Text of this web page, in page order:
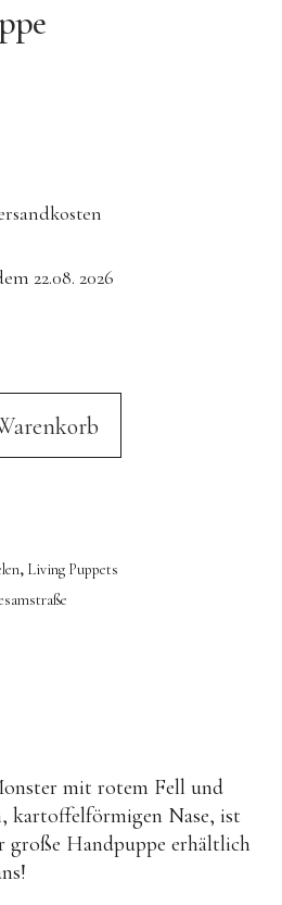
| Blumensamen
Creations
| Wanddeko
| Seife & Kerzen
& Kissen
living
| Papeterie
für Kinder
| Kerzen
& Seifen
22.08. 2026
, Living Puppets
mit rotem Fell und
kartoffelförmigen Nase, ist
große Handpuppe erhältlich